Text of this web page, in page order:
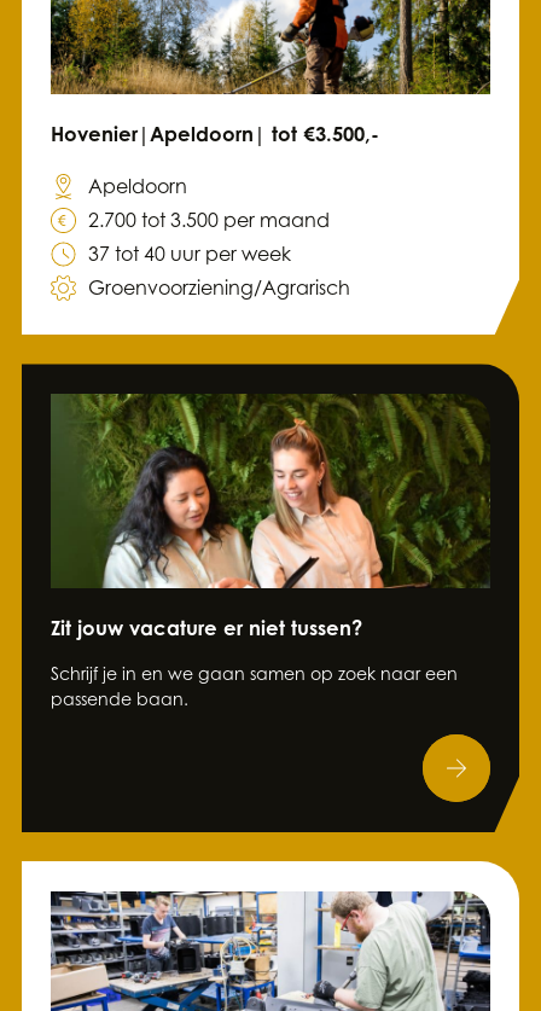
Hovenier|Apeldoorn| tot €3.500,-
Apeldoorn
2.700 tot 3.500 per maand
37 tot 40 uur per week
Groenvoorziening/Agrarisch
Zit jouw vacature er niet tussen?
Schrijf je in en we gaan samen op zoek naar een
passende baan.